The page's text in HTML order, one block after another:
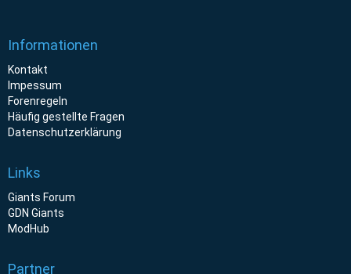
Informationen
Kontakt
Impessum
Forenregeln
Häufig gestellte Fragen
Datenschutzerklärung
Links
Giants Forum
GDN Giants
ModHub
Partner